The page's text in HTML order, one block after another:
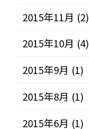
2015年11月 (2)
2015年10月 (4)
2015年9月 (1)
2015年8月 (1)
2015年6月 (1)